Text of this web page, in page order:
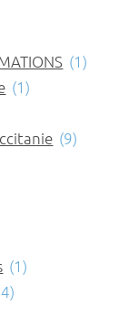
(1)
(1)
(9)
(1)